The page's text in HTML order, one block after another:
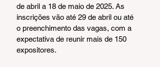
de abril a 18 de maio de 2025. As
inscrições vão até 29 de abril ou até
o preenchimento das vagas, com a
expectativa de reunir mais de 150
expositores.